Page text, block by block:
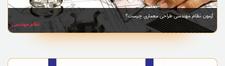
آزمون نظام مهندسی طراحی معماری چیست؟
نظام مهندسی